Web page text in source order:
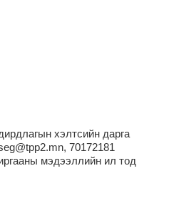
хэлтсийн дарга
70172181
мэдээллийн ил тод